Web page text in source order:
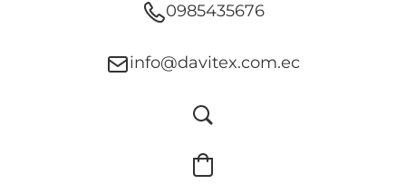
0985435676
info@davitex.com.ec